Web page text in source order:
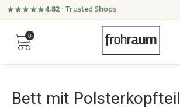
4,82 · Trusted Shops
0
Bett mit Polsterkopfteil